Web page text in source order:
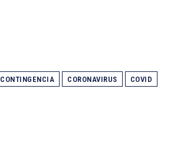
CONTINGENCIA CORONAVIRUS
COVID